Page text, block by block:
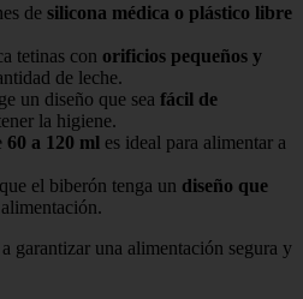
de silicona médica o plástico libre
tetinas con orificios pequeños y
de leche.
un diseño que sea fácil de
la higiene.
60 a 120 ml es ideal para alimentar a
el biberón tenga un diseño que
garantizar una alimentación segura y